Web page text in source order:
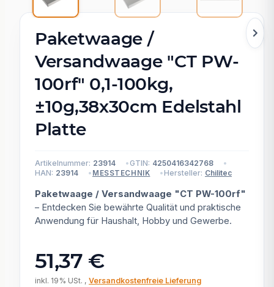
Paketwaage /
Versandwaage "CT PW-
100rf" 0,1-100kg,
±10g,38x30cm Edelstahl
Platte
Artikelnummer: 23914 GTIN: 4250416342768
HAN: 23914 MESSTECHNIK Hersteller: Chilitec
Paketwaage / Versandwaage "CT PW-100rf"
– Entdecken Sie bewährte Qualität und praktische
Anwendung für Haushalt, Hobby und Gewerbe.
51,37 €
inkl. 19% USt. , Versandkostenfreie Lieferung